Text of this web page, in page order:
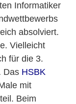
Informatiker
absolviert.
Vielleicht
für die 3.
Das HSBK
mit
Beim